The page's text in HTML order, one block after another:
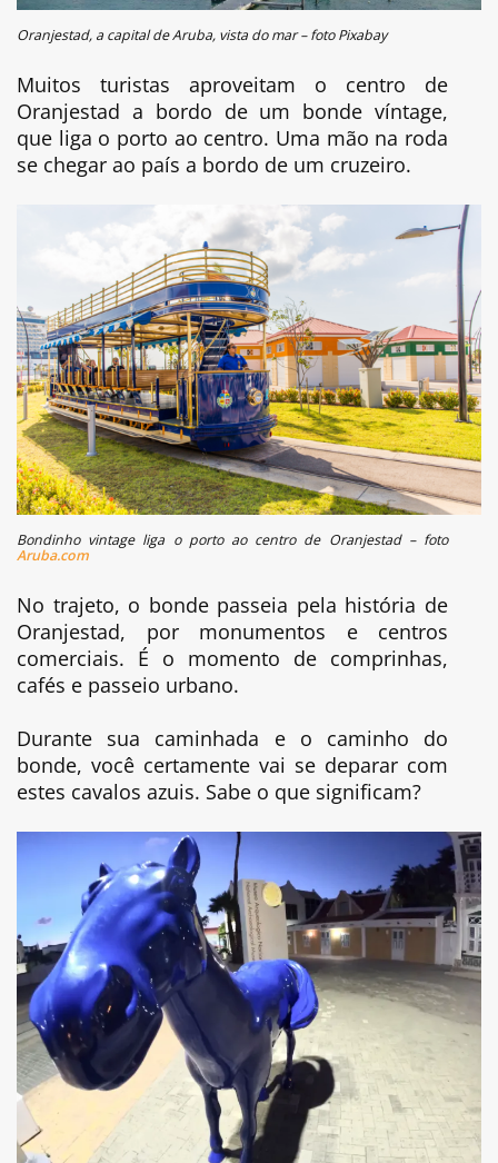
Oranjestad, a capital de Aruba, vista do mar – foto Pixabay
Muitos turistas aproveitam o centro de
Oranjestad a bordo de um bonde víntage,
que liga o porto ao centro. Uma mão na roda
se chegar ao país a bordo de um cruzeiro.
Bondinho vintage liga o porto ao centro de Oranjestad – foto
Aruba.com
No trajeto, o bonde passeia pela história de
Oranjestad, por monumentos e centros
comerciais. É o momento de comprinhas,
cafés e passeio urbano.
Durante sua caminhada e o caminho do
bonde, você certamente vai se deparar com
estes cavalos azuis. Sabe o que significam?